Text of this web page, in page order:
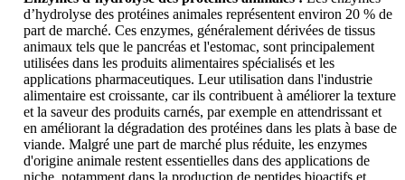
d’hydrolyse des protéines animales représentent environ 20 % de
part de marché. Ces enzymes, généralement dérivées de tissus
animaux tels que le pancréas et l'estomac, sont principalement
utilisées dans les produits alimentaires spécialisés et les
applications pharmaceutiques. Leur utilisation dans l'industrie
alimentaire est croissante, car ils contribuent à améliorer la texture
et la saveur des produits carnés, par exemple en attendrissant et
en améliorant la dégradation des protéines dans les plats à base de
viande. Malgré une part de marché plus réduite, les enzymes
d'origine animale restent essentielles dans des applications de